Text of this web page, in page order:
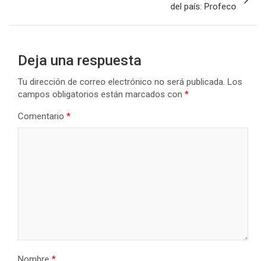
del país: Profeco
Deja una respuesta
Tu dirección de correo electrónico no será publicada. Los
campos obligatorios están marcados con *
Comentario *